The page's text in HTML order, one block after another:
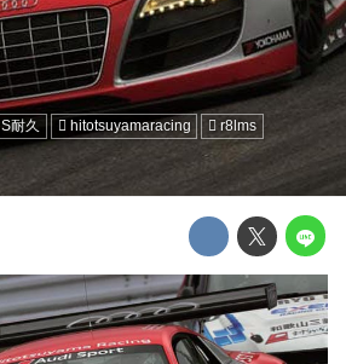
S耐久 hitotsuyamaracing
r8lms